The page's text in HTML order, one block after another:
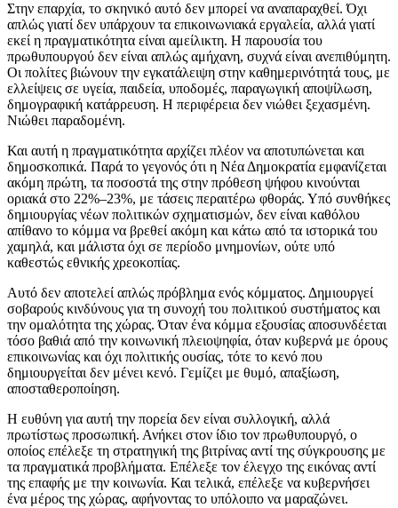
Στην επαρχία, το σκηνικό αυτό δεν μπορεί να αναπαραχθεί. Όχι
απλώς γιατί δεν υπάρχουν τα επικοινωνιακά εργαλεία, αλλά γιατί
εκεί η πραγματικότητα είναι αμείλικτη. Η παρουσία του
πρωθυπουργού δεν είναι απλώς αμήχανη, συχνά είναι ανεπιθύμητη.
Οι πολίτες βιώνουν την εγκατάλειψη στην καθημερινότητά τους, με
ελλείψεις σε υγεία, παιδεία, υποδομές, παραγωγική αποψίλωση,
δημογραφική κατάρρευση. Η περιφέρεια δεν νιώθει ξεχασμένη.
Νιώθει παραδομένη.
Και αυτή η πραγματικότητα αρχίζει πλέον να αποτυπώνεται και
δημοσκοπικά. Παρά το γεγονός ότι η Νέα Δημοκρατία εμφανίζεται
ακόμη πρώτη, τα ποσοστά της στην πρόθεση ψήφου κινούνται
οριακά στο 22%–23%, με τάσεις περαιτέρω φθοράς. Υπό συνθήκες
δημιουργίας νέων πολιτικών σχηματισμών, δεν είναι καθόλου
απίθανο το κόμμα να βρεθεί ακόμη και κάτω από τα ιστορικά του
χαμηλά, και μάλιστα όχι σε περίοδο μνημονίων, ούτε υπό
καθεστώς εθνικής χρεοκοπίας.
Αυτό δεν αποτελεί απλώς πρόβλημα ενός κόμματος. Δημιουργεί
σοβαρούς κινδύνους για τη συνοχή του πολιτικού συστήματος και
την ομαλότητα της χώρας. Όταν ένα κόμμα εξουσίας αποσυνδέεται
τόσο βαθιά από την κοινωνική πλειοψηφία, όταν κυβερνά με όρους
επικοινωνίας και όχι πολιτικής ουσίας, τότε το κενό που
δημιουργείται δεν μένει κενό. Γεμίζει με θυμό, απαξίωση,
αποσταθεροποίηση.
Η ευθύνη για αυτή την πορεία δεν είναι συλλογική, αλλά
πρωτίστως προσωπική. Ανήκει στον ίδιο τον πρωθυπουργό, ο
οποίος επέλεξε τη στρατηγική της βιτρίνας αντί της σύγκρουσης με
τα πραγματικά προβλήματα. Επέλεξε τον έλεγχο της εικόνας αντί
της επαφής με την κοινωνία. Και τελικά, επέλεξε να κυβερνήσει
ένα μέρος της χώρας, αφήνοντας το υπόλοιπο να μαραζώνει.